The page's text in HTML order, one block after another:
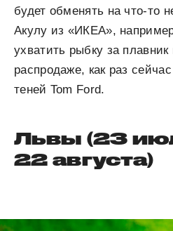
будет обменять на что-то
Акулу из «ИКЕА»,
ухватить рыбку за плавник
распродаже, как раз
теней Tom Ford.
Львы (23
22 августа)